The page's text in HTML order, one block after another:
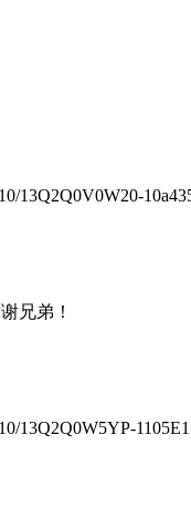
13Q2Q0V0W20-
兄弟！
13Q2Q0W5YP-